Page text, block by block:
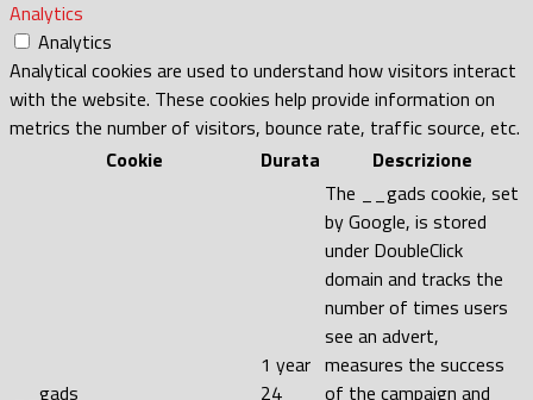
Analytics
Analytics
Analytical cookies are used to understand how visitors interact
with the website. These cookies help provide information on
metrics the number of visitors, bounce rate, traffic source, etc.
Cookie
Durata Descrizione
__gads
1 year
24
The __gads cookie, set
by Google, is stored
under DoubleClick
domain and tracks the
number of times users
see an advert,
measures the success
of the campaign and